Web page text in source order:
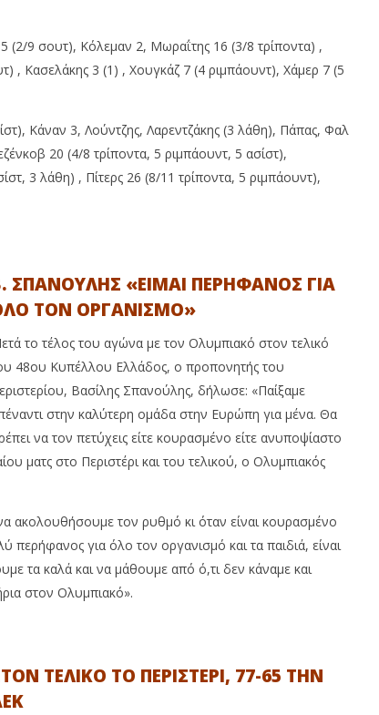
(2/9 σουτ), Κόλεμαν 2, Μωραΐτης 16 (3/8 τρίποντα) ,
, Κασελάκης 3 (1) , Χουγκάζ 7 (4 ριμπάουντ), Χάμερ 7 (5
Κάναν 3, Λούντζης, Λαρεντζάκης (3 λάθη), Πάπας, Φαλ
20 (4/8 τρίποντα, 5 ριμπάουντ, 5 ασίστ),
3 λάθη) , Πίτερς 26 (8/11 τρίποντα, 5 ριμπάουντ),
ΣΠΑΝΟΥΛΗΣ «ΕΙΜΑΙ ΠΕΡΗΦΑΝΟΣ ΓΙΑ
ΤΟΝ ΟΡΓΑΝΙΣΜΟ»
το τέλος του αγώνα με τον Ολυμπιακό στον τελικό
48ου Κυπέλλου Ελλάδος, ο προπονητής του
Βασίλης Σπανούλης, δήλωσε: «Παίξαμε
στην καλύτερη ομάδα στην Ευρώπη για μένα. Θα
να τον πετύχεις είτε κουρασμένο είτε ανυποψίαστο
ματς στο Περιστέρι και του τελικού, ο Ολυμπιακός
ακολουθήσουμε τον ρυθμό κι όταν είναι κουρασμένο
περήφανος για όλο τον οργανισμό και τα παιδιά, είναι
τα καλά και να μάθουμε από ό,τι δεν κάναμε και
στον Ολυμπιακό».
ΤΕΛΙΚΟ ΤΟ ΠΕΡΙΣΤΕΡΙ, 77-65 ΤΗΝ